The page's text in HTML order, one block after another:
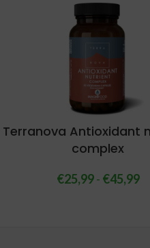
Terranova Antioxidant
complex
€25,99- €45,99